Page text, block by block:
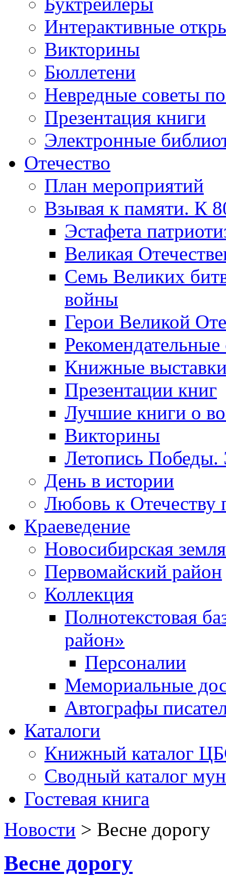
Интерактивные
Викторины
Бюллетени
Невредные советы
Презентация книги
Электронные
Отечество
План мероприятий
Взывая к памяти. К
Эcтафета
Великая
Семь Великих
войны
Герои Великой
Рекомендательные
Книжные
Презентации книг
Лучшие книги о
Викторины
Летопись Победы.
День в истории
Любовь к Отечеству
Краеведение
Новосибирская земля
Первомайский район
Коллекция
Полнотекстовая
район»
Персоналии
Мемориальные
Автографы
Каталоги
Книжный каталог
Сводный каталог
Гостевая книга
Новости > Весне дорогу
Весне дорогу